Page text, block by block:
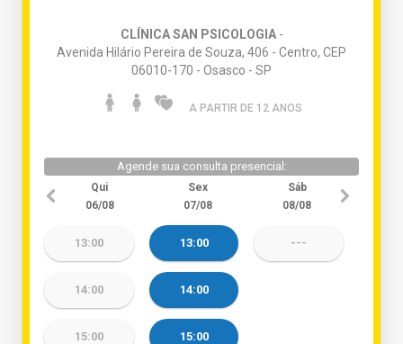
CLÍNICA SAN PSICOLOGIA-
Avenida Hilário Pereira de Souza, 406 - Centro, CEP
06010-170 - Osasco - SP
A PARTIR DE 12 ANOS
Agende sua consulta presencial:
Qui
06/08
Sex
07/08
Sáb
08/08
13:00
14:00
15:00
13:00
14:00
15:00
---